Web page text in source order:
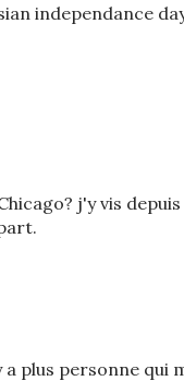
independance
j'y vis
plus personne qui